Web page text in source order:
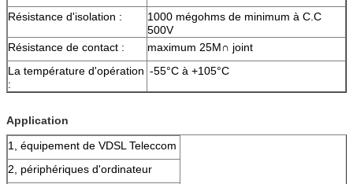
Résistance d'isolation :
1000 mégohms de minimum à C.C
500V
Résistance de contact :
maximum 25M∩ joint
La température d'opération
:
-55°C à +105°C
Application
1, équipement de VDSL Teleccom
2, périphériques d'ordinateur